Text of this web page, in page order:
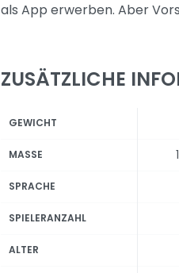
als App erwerben. Aber
ZUSÄTZLICHE
GEWICHT
MASSE
SPRACHE
SPIELERANZAHL
ALTER